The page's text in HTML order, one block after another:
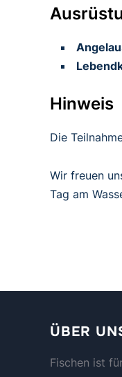
Hinweis
Die
Wir freuen
Tag am
ÜBER
Fischen ist